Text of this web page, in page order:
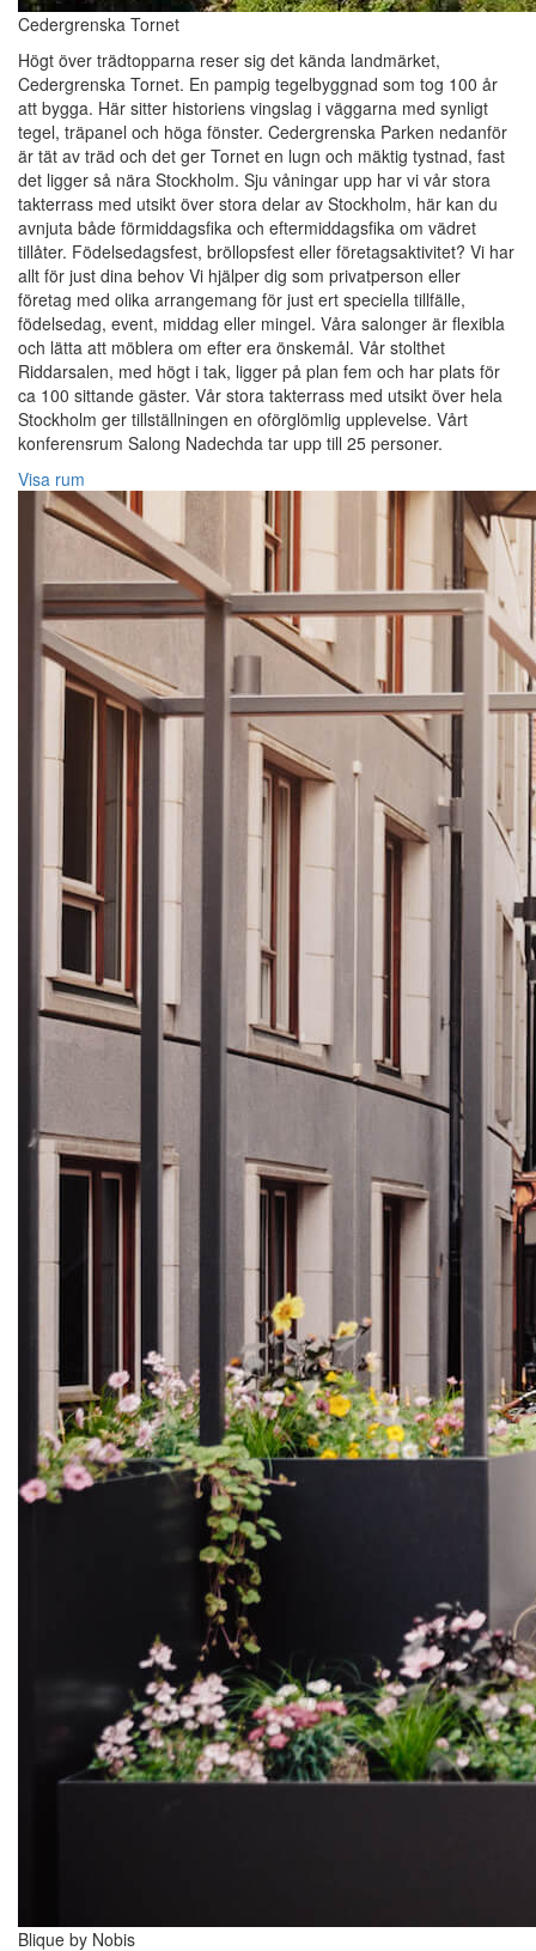
Cedergrenska Tornet
Högt över trädtopparna reser sig det kända landmärket,
Cedergrenska Tornet. En pampig tegelbyggnad som tog 100 år
att bygga. Här sitter historiens vingslag i väggarna med synligt
tegel, träpanel och höga fönster. Cedergrenska Parken nedanför
är tät av träd och det ger Tornet en lugn och mäktig tystnad, fast
det ligger så nära Stockholm. Sju våningar upp har vi vår stora
takterrass med utsikt över stora delar av Stockholm, här kan du
avnjuta både förmiddagsfika och eftermiddagsfika om vädret
tillåter. Födelsedagsfest, bröllopsfest eller företagsaktivitet? Vi har
allt för just dina behov Vi hjälper dig som privatperson eller
företag med olika arrangemang för just ert speciella tillfälle,
födelsedag, event, middag eller mingel. Våra salonger är flexibla
och lätta att möblera om efter era önskemål. Vår stolthet
Riddarsalen, med högt i tak, ligger på plan fem och har plats för
ca 100 sittande gäster. Vår stora takterrass med utsikt över hela
Stockholm ger tillställningen en oförglömlig upplevelse. Vårt
konferensrum Salong Nadechda tar upp till 25 personer.
Visa rum
Blique by Nobis